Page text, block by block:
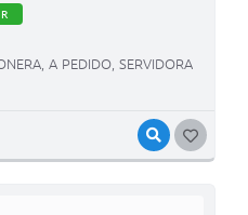
VISUALIZAR
A PEDIDO, SERVIDORA